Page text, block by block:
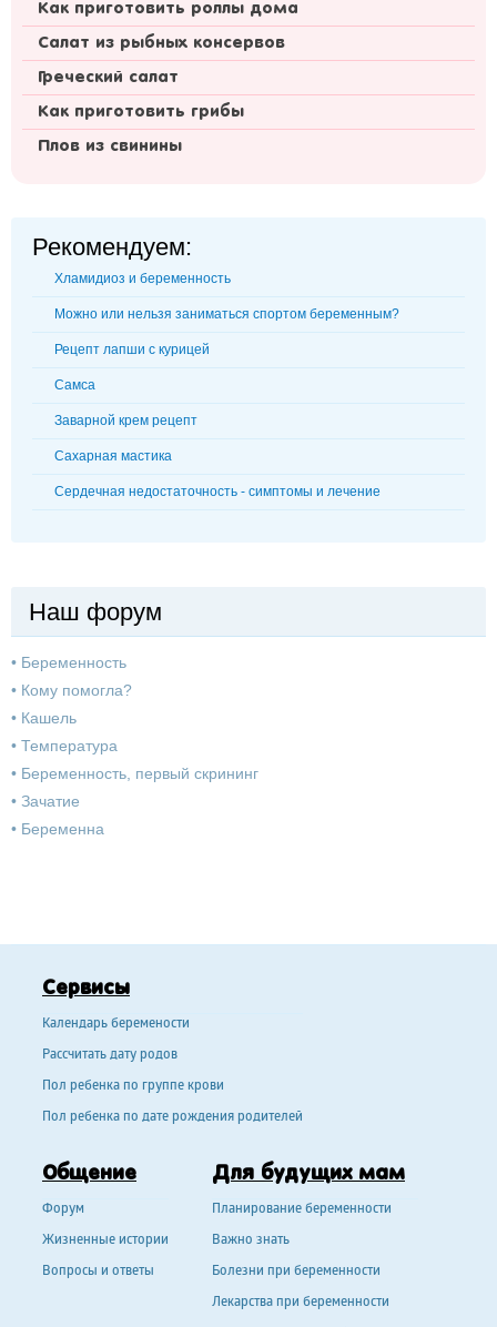
Как приготовить роллы дома
Салат из рыбных консервов
Греческий салат
Как приготовить грибы
Плов из свинины
Рекомендуем:
Хламидиоз и беременность
Можно или нельзя заниматься спортом беременным?
Рецепт лапши с курицей
Самса
Заварной крем рецепт
Сахарная мастика
Сердечная недостаточность - симптомы и лечение
Наш форум
• Беременность
• Кому помогла?
• Кашель
• Температура
• Беременность, первый скрининг
• Зачатие
• Беременна
Сервисы
Календарь беремености
Рассчитать дату родов
Пол ребенка по группе крови
Пол ребенка по дате рождения родителей
Общение
Форум
Жизненные истории
Вопросы и ответы
Для будущих мам
Планирование беременности
Важно знать
Болезни при беременности
Лекарства при беременности